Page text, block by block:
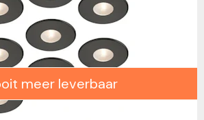
meer leverbaar